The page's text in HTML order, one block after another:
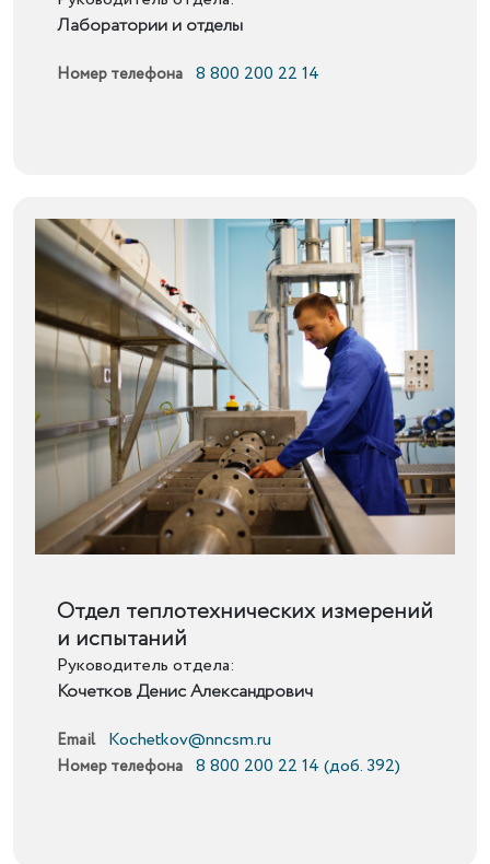
Лаборатории и отделы
Номер телефона 8 800 200 22 14
Подробнее
Отдел теплотехнических измерений
и испытаний
Руководитель отдела:
Кочетков Денис Александрович
Email Kochetkov@nncsm.ru
Номер телефона 8 800 200 22 14 (доб. 392)